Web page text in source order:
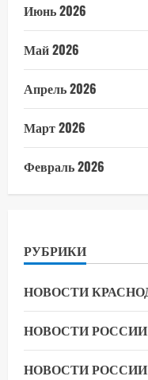
Июнь 2026
Май 2026
Апрель 2026
Март 2026
Февраль 2026
РУБРИКИ
НОВОСТИ
НОВОСТИ РОССИИ
НОВОСТИ